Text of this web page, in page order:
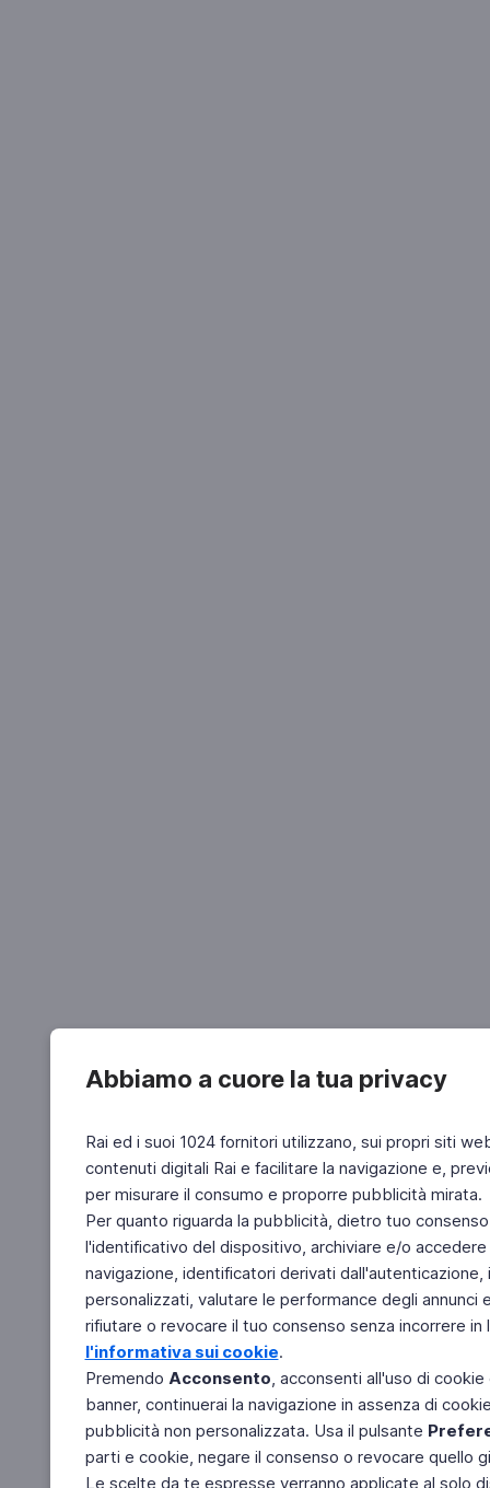
Abbiamo a cuore la tua privacy
Rai ed i suoi 1024 fornitori utilizzano, sui propri siti
contenuti digitali Rai e facilitare la navigazione e,
per misurare il consumo e proporre pubblicità mirata.
Per quanto riguarda la pubblicità, dietro tuo
l'identificativo del dispositivo, archiviare e/o
navigazione, identificatori derivati
personalizzati, valutare le performance degli
rifiutare o revocare il tuo consenso senza incorrere
l'informativa sui cookie.
Premendo Acconsento, acconsenti all'uso di
banner, continuerai la navigazione in assenza di
pubblicità non personalizzata. Usa il pulsante
parti e cookie, negare il consenso o revocare quello
Le scelte da te espresse verranno applicate al solo